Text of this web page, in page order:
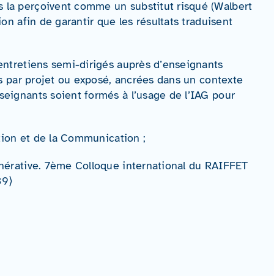
la perçoivent comme un substitut risqué (Walbert
afin de garantir que les résultats traduisent
semi-dirigés auprès d’enseignants
projet ou exposé, ancrées dans un contexte
soient formés à l’usage de l’IAG pour
et de la Communication ;
7ème Colloque international du RAIFFET